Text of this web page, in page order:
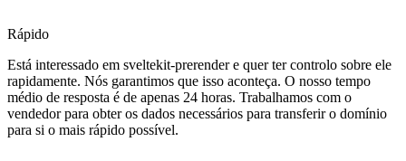
Rápido
Está interessado em sveltekit-prerender e quer ter controlo sobre ele
rapidamente. Nós garantimos que isso aconteça. O nosso tempo
médio de resposta é de apenas 24 horas. Trabalhamos com o
vendedor para obter os dados necessários para transferir o domínio
para si o mais rápido possível.